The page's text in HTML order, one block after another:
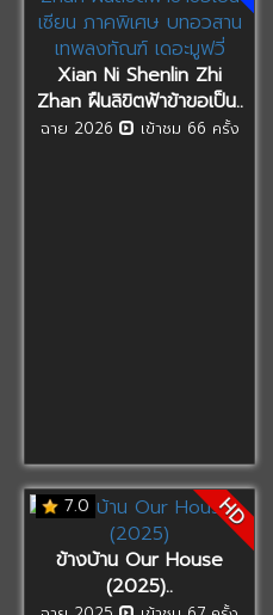
Xian Ni Shenlin Zhi
Zhan ฝืนลิขิตฟ้าข้าขอเป็น..
ฉาย 2026 เข้าชม 66 ครั้ง
7.0 HD
ข้างบ้าน Our House
(2025)..